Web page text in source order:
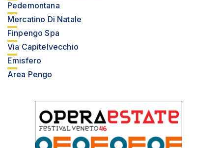
Pedemontana
Mercatino Di Natale
Finpengo Spa
Via Capitelvecchio
Emisfero
Area Pengo